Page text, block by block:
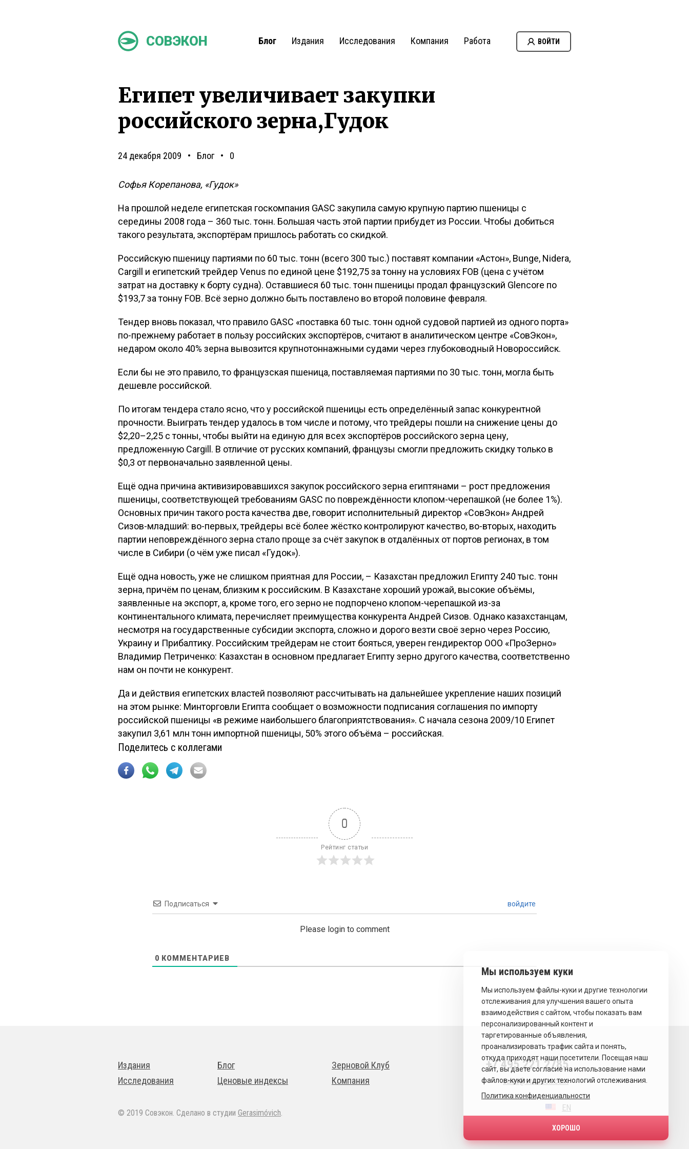
СОВЭКОН Блог Издания Исследования Компания Работа ВОЙТИ
Египет увеличивает закупки
российского зерна,Гудок
24 декабря 2009 Блог 0
Софья Корепанова, «Гудок»
На прошлой неделе египетская госкомпания GASC закупила самую крупную партию пшеницы с
середины 2008 года – 360 тыс. тонн. Большая часть этой партии прибудет из России. Чтобы добиться
такого результата, экспортёрам пришлось работать со скидкой.
Российскую пшеницу партиями по 60 тыс. тонн (всего 300 тыс.) поставят компании «Астон», Bunge, Nidera,
Cargill и египетский трейдер Venus по единой цене $192,75 за тонну на условиях FOB (цена с учётом
затрат на доставку к борту судна). Оставшиеся 60 тыс. тонн пшеницы продал французский Glencore по
$193,7 за тонну FOB. Всё зерно должно быть поставлено во второй половине февраля.
Тендер вновь показал, что правило GASC «поставка 60 тыс. тонн одной судовой партией из одного порта»
по-прежнему работает в пользу российских экспортёров, считают в аналитическом центре «СовЭкон»,
недаром около 40% зерна вывозится крупнотоннажными судами через глубоководный Новороссийск.
Если бы не это правило, то французская пшеница, поставляемая партиями по 30 тыс. тонн, могла быть
дешевле российской.
По итогам тендера стало ясно, что у российской пшеницы есть определённый запас конкурентной
прочности. Выиграть тендер удалось в том числе и потому, что трейдеры пошли на снижение цены до
$2,20–2,25 с тонны, чтобы выйти на единую для всех экспортёров российского зерна цену,
предложенную Cargill. В отличие от русских компаний, французы смогли предложить скидку только в
$0,3 от первоначально заявленной цены.
Ещё одна причина активизировавшихся закупок российского зерна египтянами – рост предложения
пшеницы, соответствующей требованиям GASC по повреждённости клопом-черепашкой (не более 1%).
Основных причин такого роста качества две, говорит исполнительный директор «СовЭкон» Андрей
Сизов-младший: во-первых, трейдеры всё более жёстко контролируют качество, во-вторых, находить
партии неповреждённого зерна стало проще за счёт закупок в отдалённых от портов регионах, в том
числе в Сибири (о чём уже писал «Гудок»).
Ещё одна новость, уже не слишком приятная для России, – Казахстан предложил Египту 240 тыс. тонн
зерна, причём по ценам, близким к российским. В Казахстане хороший урожай, высокие объёмы,
заявленные на экспорт, а, кроме того, его зерно не подпорчено клопом-черепашкой из-за
континентального климата, перечисляет преимущества конкурента Андрей Сизов. Однако казахстанцам,
несмотря на государственные субсидии экспорта, сложно и дорого везти своё зерно через Россию,
Украину и Прибалтику. Российским трейдерам не стоит бояться, уверен гендиректор ООО «ПроЗерно»
Владимир Петриченко: Казахстан в основном предлагает Египту зерно другого качества, соответственно
нам он почти не конкурент.
Да и действия египетских властей позволяют рассчитывать на дальнейшее укрепление наших позиций
на этом рынке: Минторговли Египта сообщает о возможности подписания соглашения по импорту
российской пшеницы «в режиме наибольшего благоприятствования». С начала сезона 2009/10 Египет
закупил 3,61 млн тонн импортной пшеницы, 50% этого объёма – российская.
Поделитесь с коллегами
0
Рейтинг статьи
Подписаться войдите
Please login to comment
0 КОММЕНТАРИЕВ
Издания
Исследования
Блог
Ценовые индексы
Зерновой Клуб
Компания
+7 495 221 2785
sales@sovecon.com
EN
© 2019 Совэкон. Сделано в студии Gerasimóvich.
Политика конфиденциальности